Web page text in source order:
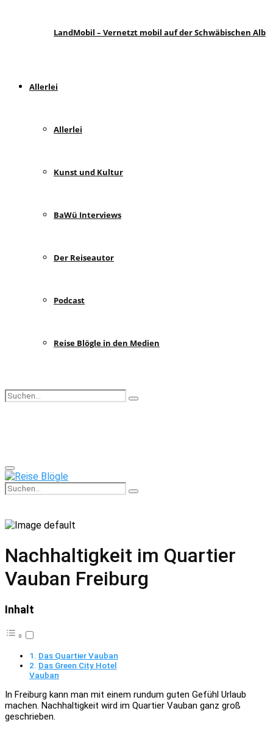
LandMobil – Vernetzt mobil auf der Schwäbischen Alb
Allerlei
Allerlei
Kunst und Kultur
BaWü Interviews
Der Reiseautor
Podcast
Reise Blögle in den Medien
Search
Search
Primary
Menu
Search
for:
Search
Nachhaltigkeit im Quartier
Vauban Freiburg
Inhalt
Das Quartier Vauban
Das Green City Hotel
Vauban
In Freiburg kann man mit einem rundum guten Gefühl Urlaub
machen. Nachhaltigkeit wird im Quartier Vauban ganz groß
geschrieben.